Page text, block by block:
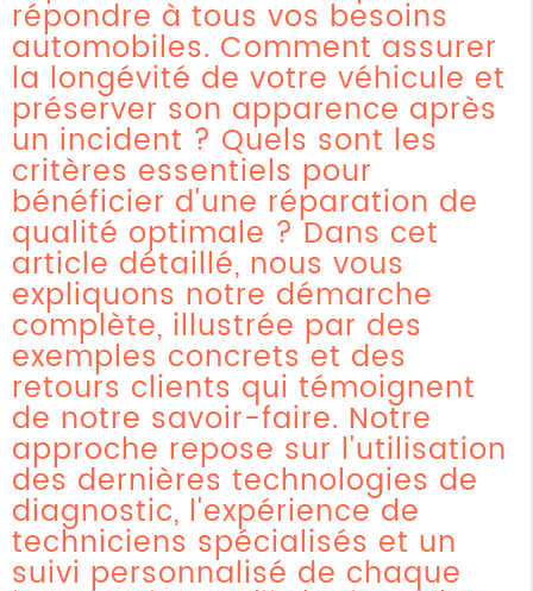
répondre à tous vos besoins
automobiles. Comment assurer
la longévité de votre véhicule et
préserver son apparence après
un incident ? Quels sont les
critères essentiels pour
bénéficier d'une réparation de
qualité optimale ? Dans cet
article détaillé, nous vous
expliquons notre démarche
complète, illustrée par des
exemples concrets et des
retours clients qui témoignent
de notre savoir-faire. Notre
approche repose sur l'utilisation
des dernières technologies de
diagnostic, l'expérience de
techniciens spécialisés et un
suivi personnalisé de chaque